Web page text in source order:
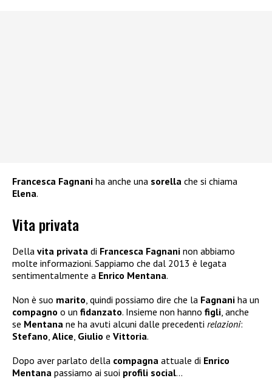
Francesca Fagnani ha anche una sorella che si chiama
Elena.
Vita privata
Della vita privata di Francesca Fagnani non abbiamo
molte informazioni. Sappiamo che dal 2013 è legata
sentimentalmente a Enrico Mentana.
Non è suo marito , quindi possiamo dire che la Fagnani ha un
compagno o un fidanzato. Insieme non hanno figli , anche
se Mentana ne ha avuti alcuni dalle precedenti relazioni:
Stefano Alice Giulio e Vittoria.
Dopo aver parlato della compagna attuale di Enrico
Mentana passiamo ai suoi profili social…